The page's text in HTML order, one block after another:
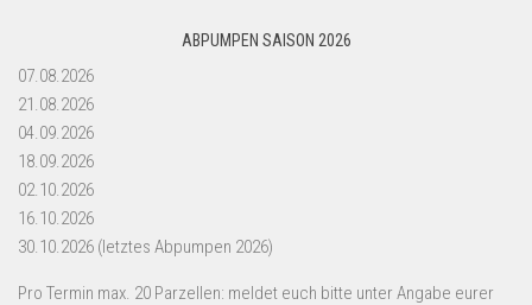
ABPUMPEN SAISON 2026
07.08.2026
21.08.2026
04.09.2026
18.09.2026
02.10.2026
16.10.2026
30.10.2026 (letztes Abpumpen 2026)
Pro Termin max. 20 Parzellen: meldet euch bitte unter Angabe eurer